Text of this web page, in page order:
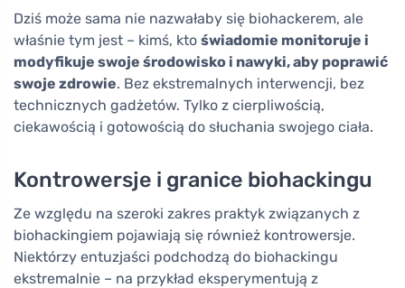
Dziś może sama nie nazwałaby się biohackerem, ale
właśnie tym jest – kimś, kto świadomie monitoruje i
modyfikuje swoje środowisko i nawyki, aby poprawić
swoje zdrowie. Bez ekstremalnych interwencji, bez
technicznych gadżetów. Tylko z cierpliwością,
ciekawością i gotowością do słuchania swojego ciała.
Kontrowersje i granice biohackingu
Ze względu na szeroki zakres praktyk związanych z
biohackingiem pojawiają się również kontrowersje.
Niektórzy entuzjaści podchodzą do biohackingu
ekstremalnie – na przykład eksperymentują z